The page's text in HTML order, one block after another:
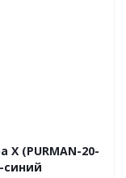
(PURMAN-20-
синий